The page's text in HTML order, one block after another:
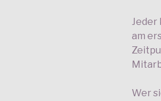
Jeder
am
Wer